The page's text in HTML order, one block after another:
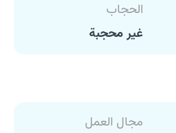
الحجاب
غير محجبة
مجال العمل